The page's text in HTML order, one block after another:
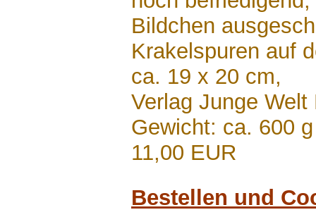
Bildchen
Krakelspuren auf
ca. 19 x 20 cm,
Verlag Junge
Gewicht: ca. 600 g
11,00 EUR
Bestellen und